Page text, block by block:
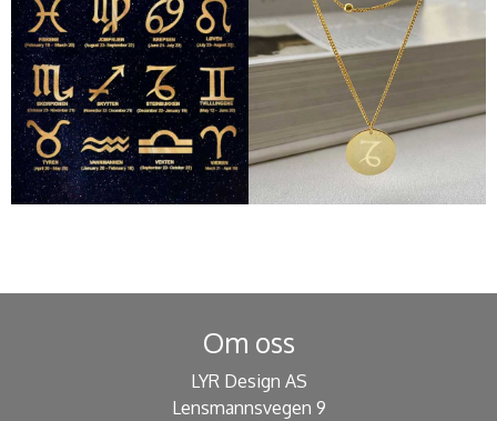
Om oss
LYR Design AS
Lensmannsvegen 9